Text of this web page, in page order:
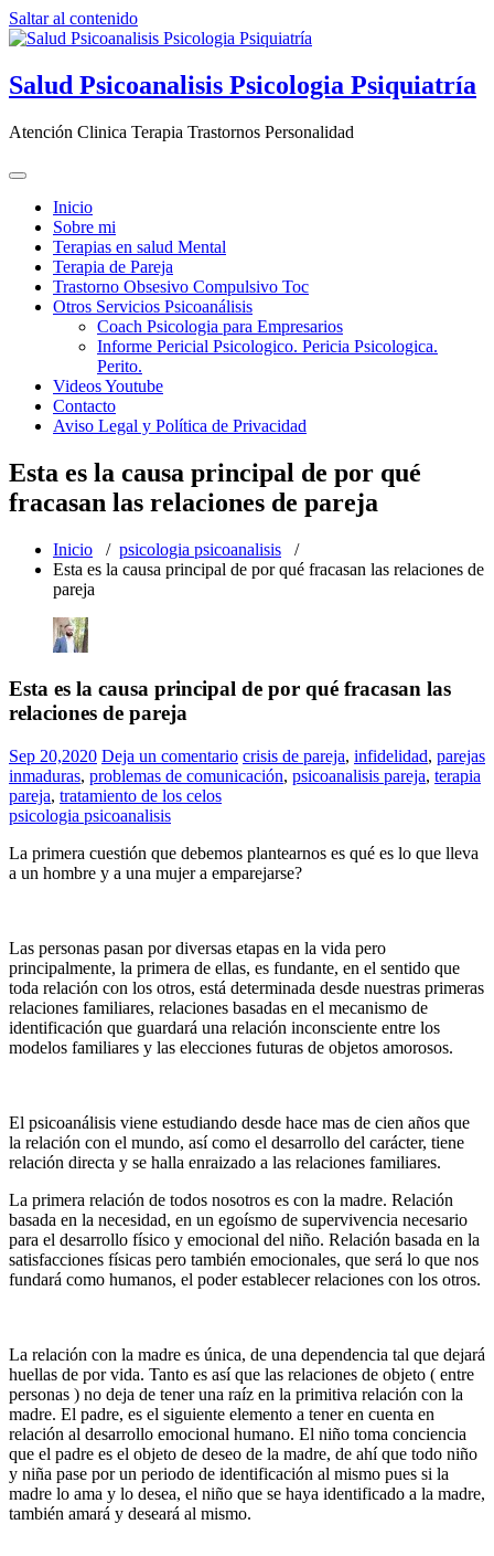
Saltar al contenido
Salud Psicoanalisis Psicologia Psiquiatría
Atención Clinica Terapia Trastornos Personalidad
Inicio
Sobre mi
Terapias en salud Mental
Terapia de Pareja
Trastorno Obsesivo Compulsivo Toc
Otros Servicios Psicoanálisis
Coach Psicologia para Empresarios
Informe Pericial Psicologico. Pericia Psicologica.
Perito.
Videos Youtube
Contacto
Aviso Legal y Política de Privacidad
Esta es la causa principal de por qué
fracasan las relaciones de pareja
Inicio / psicologia psicoanalisis /
Esta es la causa principal de por qué fracasan las relaciones de
pareja
Esta es la causa principal de por qué fracasan las
relaciones de pareja
Sep 20,2020 Deja un comentario crisis de pareja, infidelidad, parejas
inmaduras, problemas de comunicación, psicoanalisis pareja, terapia
pareja, tratamiento de los celos
psicologia psicoanalisis
La primera cuestión que debemos plantearnos es qué es lo que lleva
a un hombre y a una mujer a emparejarse?
Las personas pasan por diversas etapas en la vida pero
principalmente, la primera de ellas, es fundante, en el sentido que
toda relación con los otros, está determinada desde nuestras primeras
relaciones familiares, relaciones basadas en el mecanismo de
identificación que guardará una relación inconsciente entre los
modelos familiares y las elecciones futuras de objetos amorosos.
El psicoanálisis viene estudiando desde hace mas de cien años que
la relación con el mundo, así como el desarrollo del carácter, tiene
relación directa y se halla enraizado a las relaciones familiares.
La primera relación de todos nosotros es con la madre. Relación
basada en la necesidad, en un egoísmo de supervivencia necesario
para el desarrollo físico y emocional del niño. Relación basada en la
satisfacciones físicas pero también emocionales, que será lo que nos
fundará como humanos, el poder establecer relaciones con los otros.
La relación con la madre es única, de una dependencia tal que dejará
huellas de por vida. Tanto es así que las relaciones de objeto ( entre
personas ) no deja de tener una raíz en la primitiva relación con la
madre. El padre, es el siguiente elemento a tener en cuenta en
relación al desarrollo emocional humano. El niño toma conciencia
que el padre es el objeto de deseo de la madre, de ahí que todo niño
y niña pase por un periodo de identificación al mismo pues si la
madre lo ama y lo desea, el niño que se haya identificado a la madre,
también amará y deseará al mismo.